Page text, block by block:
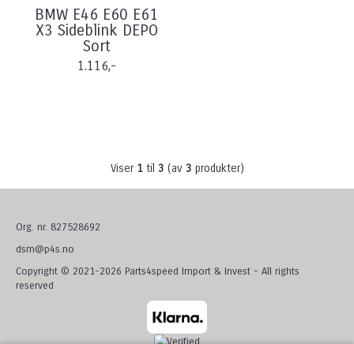
BMW E46 E60 E61
X3 Sideblink DEPO
Sort
1.116,-
Viser 1til 3 (av 3 produkter)
Org. nr. 827528692
dsm@p4s.no
Copyright © 2021-2026 Parts4speed Import & Invest - All rights
reserved